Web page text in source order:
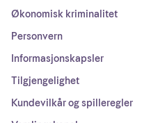
Økonomisk kriminalitet
Personvern
Informasjonskapsler
Tilgjengelighet
Kundevilkår og spilleregler